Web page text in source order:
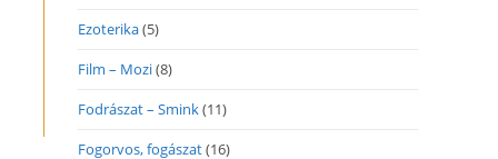
Ezoterika(5)
Film – Mozi(8)
Fodrászat – Smink(11)
Fogorvos, fogászat(16)